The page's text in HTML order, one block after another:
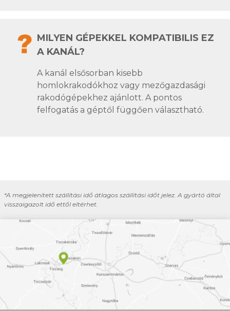
MILYEN GÉPEKKEL KOMPATIBILIS EZ
A KANÁL?
A kanál elsősorban kisebb
homlokrakodókhoz vagy mezőgazdasági
rakodógépekhez ajánlott. A pontos
felfogatás a géptől függően választható.
*A megjelenített szállítási idő átlagos szállítási időt jelez. A gyártó által
visszaigazolt idő ettől eltérhet.